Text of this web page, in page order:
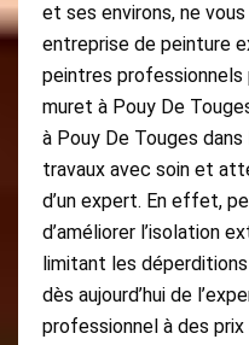
et ses environs, ne
entreprise de peinture
peintres professionnels
muret à Pouy De
à Pouy De Touges
travaux avec soin et
d’un expert. En effet,
d’améliorer l’isolation
limitant les
dès aujourd’hui de
professionnel à des